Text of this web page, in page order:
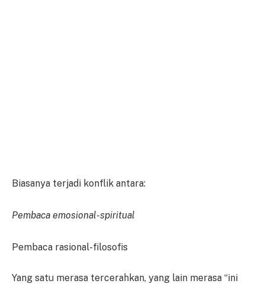
Biasanya terjadi konflik antara:
Pembaca emosional-spiritual
Pembaca rasional-filosofis
Yang satu merasa tercerahkan, yang lain merasa “ini